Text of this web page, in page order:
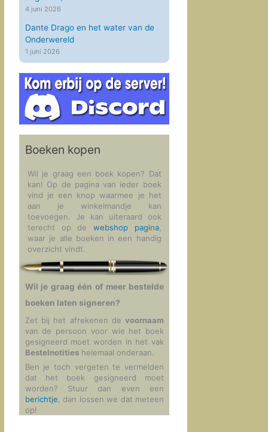
4 juni 2026
Dante Drago en het water van de
Onderwereld
1 juni 2026
Boeken kopen
Wil je graag een boek kopen? Dat
kan! Op de pagina van ieder boek
vind je een knop waarmee je het
aan je winkelmandje kan
toevoegen. Je kan uiteraard ook
terecht op dewebshop pagina,
waar je alle boeken in een handig
overzicht vindt.
Wil je graag één of meer bestelde
boeken laten signeren?
Zet bij het afrekenen devoornaam
van de persoon voor wie het boek
gesigneerd moet worden in het vak
Bestelnotitieshelemaal onderaan.
Ben je toch vergeten te vermelden
dat het boek gesigneerd moet
worden? Stuur dan even een
berichtje , dan lossen we dat meteen
op!